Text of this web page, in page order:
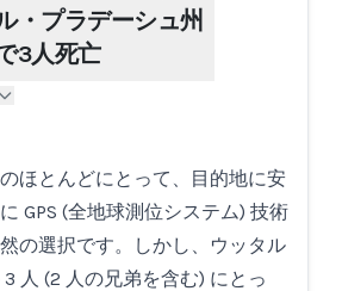
・プラデーシュ州
3人死亡
ほとんどにとって、目的地に安
GPS (全地球測位システム) 技術
の選択です。しかし、ウッタル
人 (2 人の兄弟を含む) にとっ